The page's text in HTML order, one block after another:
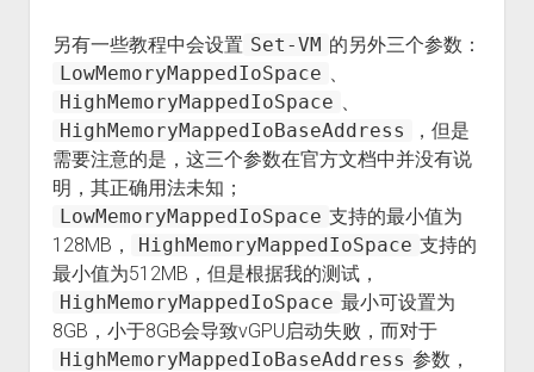
另有一些教程中会设置 Set-VM 的另外三个参数：
LowMemoryMappedIoSpace
HighMemoryMappedIoSpace
HighMemoryMappedIoBaseAddress
，但是
需要注意的是，这三个参数在官方文档中并没有说
明，其正确用法未知；
LowMemoryMappedIoSpace 支持的最小值为
128MB，
HighMemoryMappedIoSpace 支持的
最小值为512MB，但是根据我的测试，
HighMemoryMappedIoSpace 最小可设置为
8GB，小于8GB会导致vGPU启动失败，而对于
HighMemoryMappedIoBaseAddress 参数，